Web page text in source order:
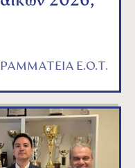
Ε.Ο.Τ.